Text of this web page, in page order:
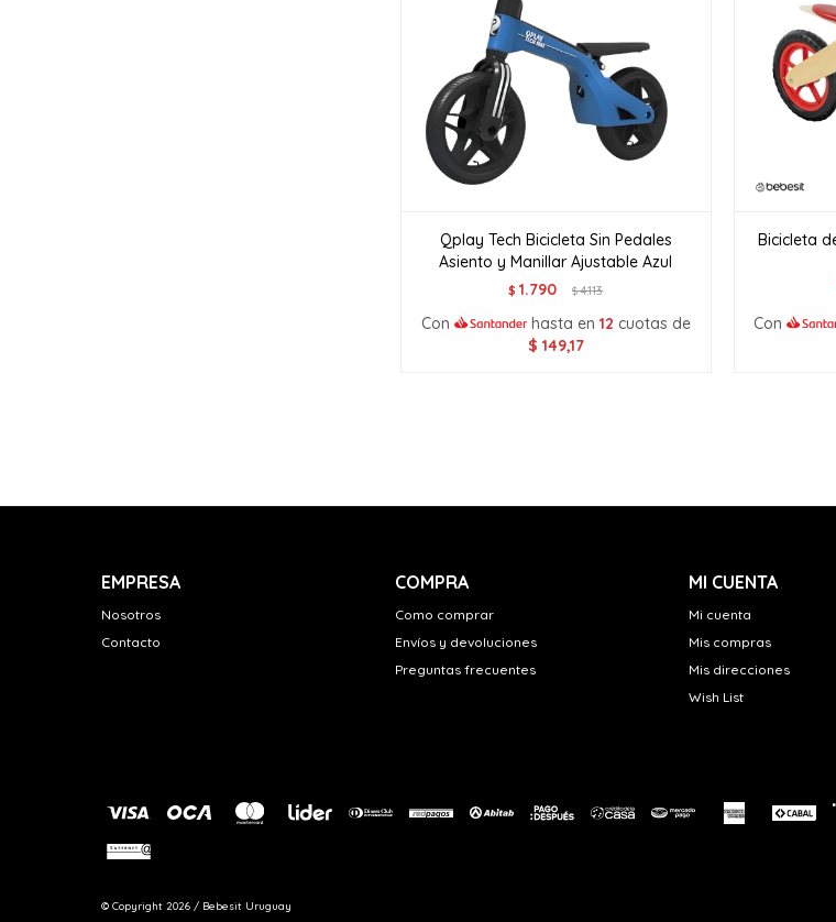
Qplay Tech Bicicleta Sin Pedales
Asiento y Manillar Ajustable Azul
$ 1.790 $4.113
Con hasta en 12 cuotas de
$ 149,17
Bicicleta
Con
EMPRESA
Nosotros
Contacto
COMPRA
Como comprar
Envíos y devoluciones
Preguntas frecuentes
MI CUENTA
Mi cuenta
Mis compras
Mis direcciones
Wish List
© Copyright 2026 / Bebesit Uruguay